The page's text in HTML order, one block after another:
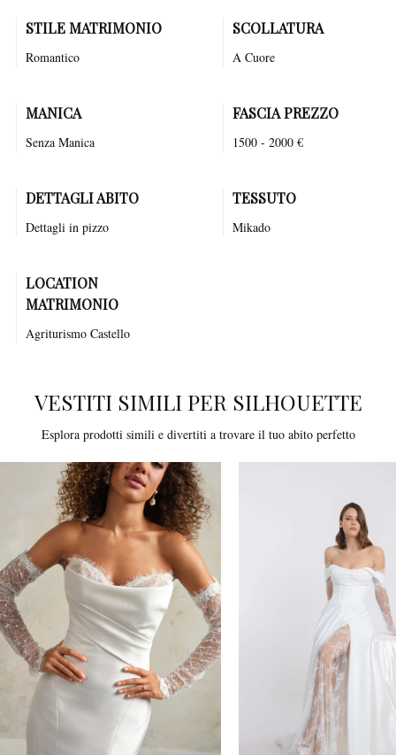
STILE MATRIMONIO
Romantico
SCOLLATURA
A Cuore
MANICA
Senza Manica
FASCIA PREZZO
1500 - 2000 €
DETTAGLI ABITO
Dettagli in pizzo
TESSUTO
Mikado
LOCATION
MATRIMONIO
Agriturismo Castello
VESTITI SIMILI PER SILHOUETTE
Esplora prodotti simili e divertiti a trovare il tuo abito perfetto